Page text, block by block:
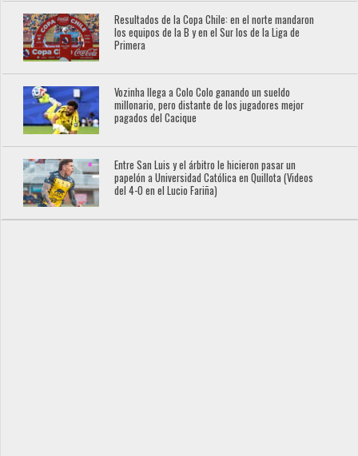
Resultados de la Copa Chile: en el norte mandaron
los equipos de la B y en el Sur los de la Liga de
Primera
Vozinha llega a Colo Colo ganando un sueldo
millonario, pero distante de los jugadores mejor
pagados del Cacique
Entre San Luis y el árbitro le hicieron pasar un
papelón a Universidad Católica en Quillota (Videos
del 4-0 en el Lucio Fariña)